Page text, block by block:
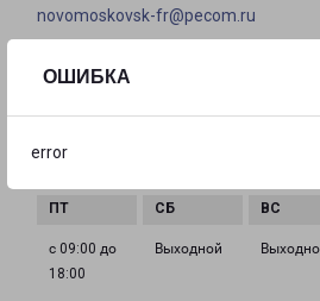
ОШИБКА
error
novomoskovsk-fr@pecom.ru
ГРАФИК РАБОТЫ
с 09:00 до
с 09:00 до
18:00
Выходной